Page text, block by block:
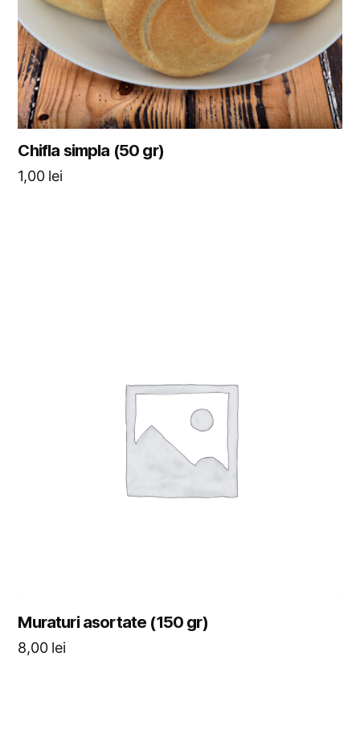
Chifla simpla (50 gr)
1,00 lei
Muraturi asortate (150 gr)
8,00 lei